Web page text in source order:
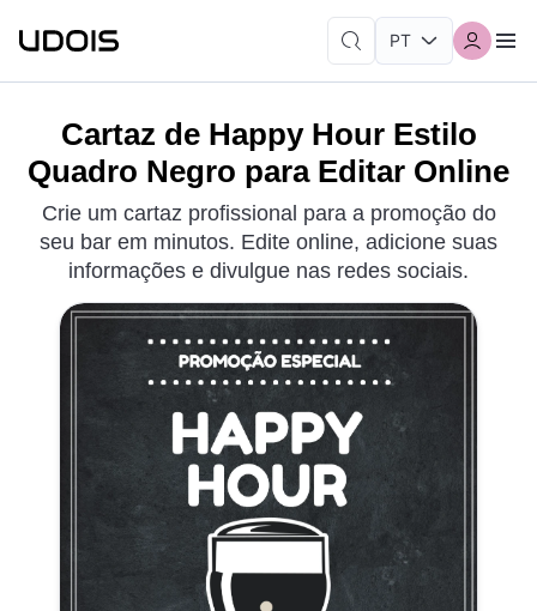
Cartaz de Happy Hour Estilo
Quadro Negro para Editar Online
Crie um cartaz profissional para a promoção do
seu bar em minutos. Edite online, adicione suas
informações e divulgue nas redes sociais.